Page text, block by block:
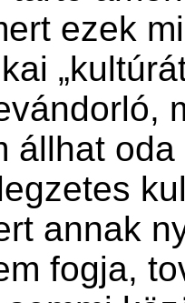
ezek
állhat
annak
fogja,